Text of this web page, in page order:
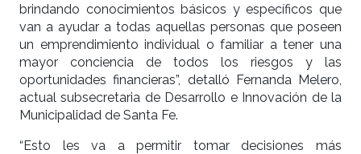
brindando conocimientos básicos y específicos que
van a ayudar a todas aquellas personas que poseen
un emprendimiento individual o familiar a tener una
mayor conciencia de todos los riesgos y las
oportunidades financieras”, detalló Fernanda Melero,
actual subsecretaria de Desarrollo e Innovación de la
Municipalidad de Santa Fe.
“Esto les va a permitir tomar decisiones más